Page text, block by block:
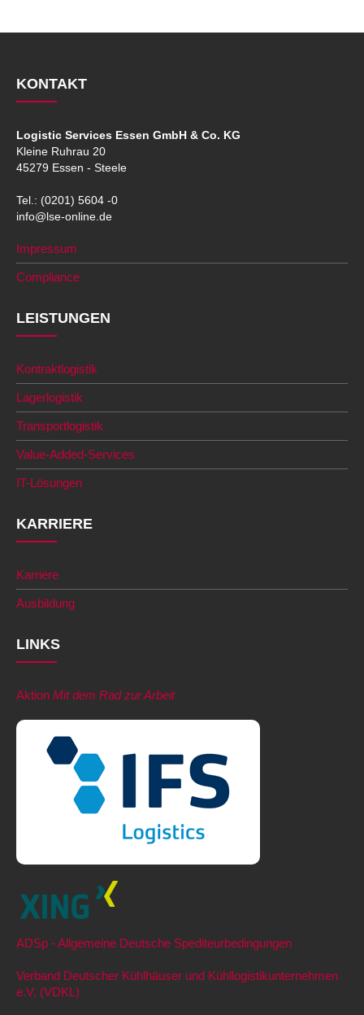
KONTAKT
Logistic Services Essen GmbH & Co. KG
Kleine Ruhrau 20
45279 Essen - Steele
Tel.: (0201) 5604 -0
info@lse-online.de
Impressum
Compliance
LEISTUNGEN
Kontraktlogistik
Lagerlogistik
Transportlogistik
Value-Added-Services
IT-Lösungen
KARRIERE
Karriere
Ausbildung
LINKS
AktionMit dem Rad zur Arbeit
ADSp - Allgemeine Deutsche Spediteurbedingungen
Verband Deutscher Kühlhäuser und Kühllogistikunternehmen
e.V. (VDKL)